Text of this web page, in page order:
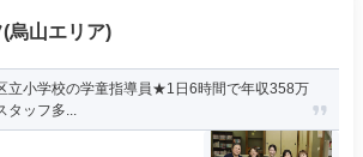
烏山エリア)
立小学校の学童指導員★1日6時間で年収358万
タッフ多...